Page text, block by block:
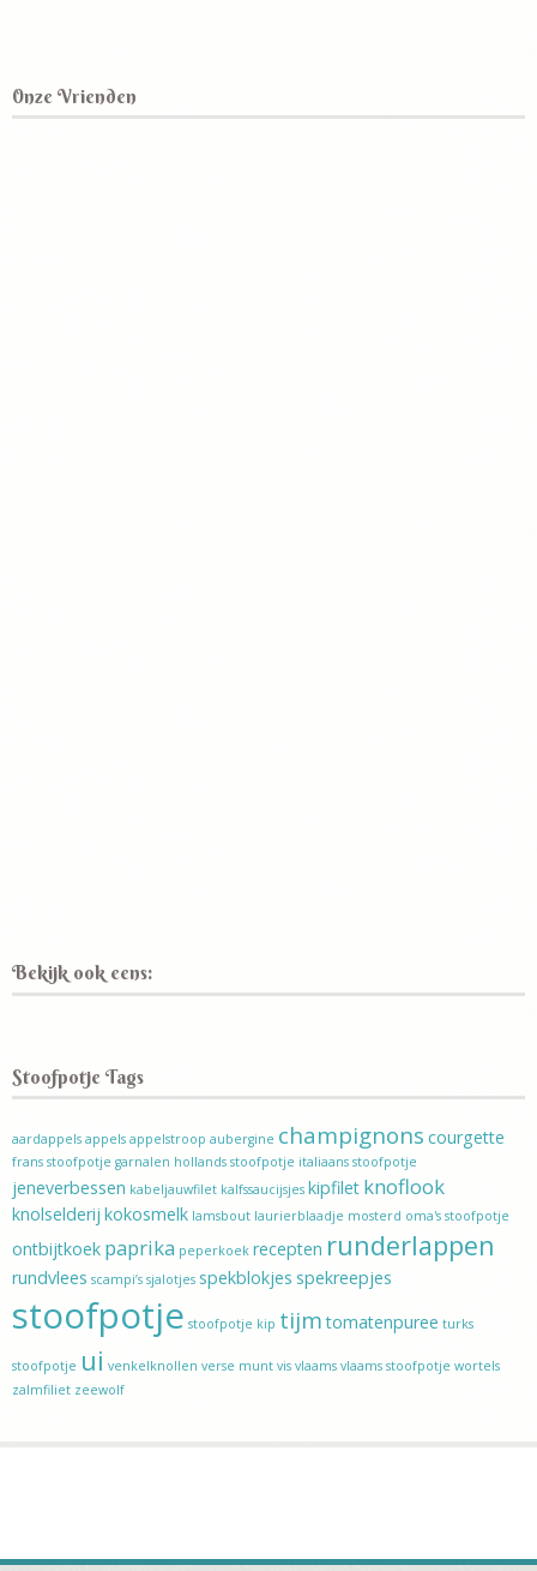
Onze Vrienden
Bekijk ook eens:
Stoofpotje Tags
aardappels appels appelstroop aubergine champignons courgette
frans stoofpotje garnalen hollands stoofpotje italiaans stoofpotje
jeneverbessen kabeljauwfilet kalfssaucijsjes kipfilet knoflook
knolselderij kokosmelk lamsbout laurierblaadje mosterd oma's stoofpotje
ontbijtkoek paprika peperkoek recepten runderlappen
rundvlees scampi’s sjalotjes spekblokjes spekreepjes
stoofpotje stoofpotje kip tijm tomatenpuree turks
stoofpotje ui venkelknollen verse munt vis vlaams vlaams stoofpotje wortels
zalmfiliet zeewolf